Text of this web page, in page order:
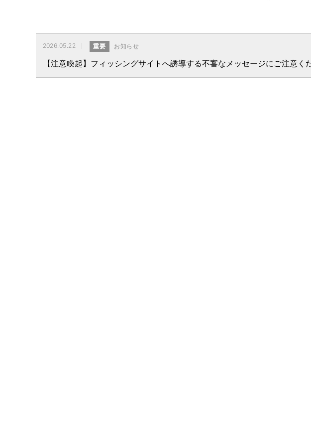
2026.05.22 重要 お知らせ
【注意喚起】フィッシングサイトへ誘導する不審なメッセージにご注意く